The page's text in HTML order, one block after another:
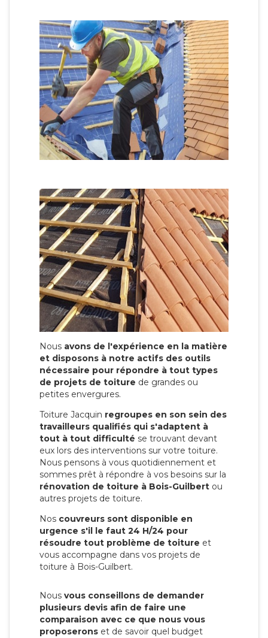
Nous avons de l'expérience en la matière
et disposons à notre actifs des outils
nécessaire pour répondre à tout types
de projets de toiture de grandes ou
petites envergures.
Toiture Jacquin regroupes en son sein des
travailleurs qualifiés qui s'adaptent à
tout à tout difficulté se trouvant devant
eux lors des interventions sur votre toiture.
Nous pensons à vous quotidiennement et
sommes prêt à répondre à vos besoins sur la
rénovation de toiture à Bois-Guilbert ou
autres projets de toiture.
Nos couvreurs sont disponible en
urgence s'il le faut 24 H/24 pour
résoudre tout problème de toiture et
vous accompagne dans vos projets de
toiture à Bois-Guilbert.
Nous vous conseillons de demander
plusieurs devis afin de faire une
comparaison avec ce que nous vous
proposerons et de savoir quel budget